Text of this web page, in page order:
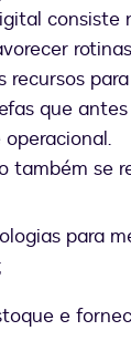
consiste
recursos
que
também se
para
e